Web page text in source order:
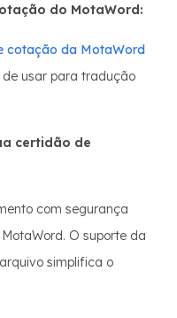
do MotaWord:
cotação da MotaWord
usar para tradução
certidão de
com segurança
O suporte da
simplifica o